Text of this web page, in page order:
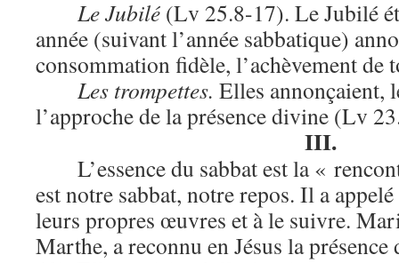
Le Jubilé (Lv 25.8-17). Le Jubilé
année (suivant l’année sabbatique)
consommation fidèle, l’achèvement de
Les trompettes. Elles annonçaient,
l’approche de la présence divine (Lv
III.
L’essence du sabbat est la «
est notre sabbat, notre repos. Il a
leurs propres œuvres et à le suivre.
Marthe, a reconnu en Jésus la